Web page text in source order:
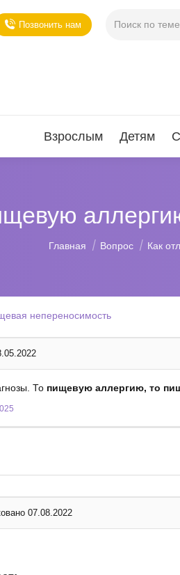
Позвонить нам
Взрослым Детям
Вы здесь:
Главная Вопрос Как
непереносимость
То пищевую аллергию, то
07.08.2022